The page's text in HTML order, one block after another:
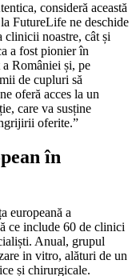
consideră această
FutureLife ne deschide
clinicii noastre, cât și
a fost pionier în
României și, pe
de cupluri să
oferă acces la un
care va susține
oferite.”
în
europeană a
ce include 60 de clinici
Anual, grupul
in vitro, alături de un
și chirurgicale.